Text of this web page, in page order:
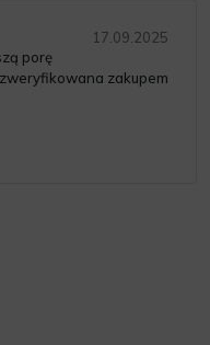
17.09.2025
porę
zakupem